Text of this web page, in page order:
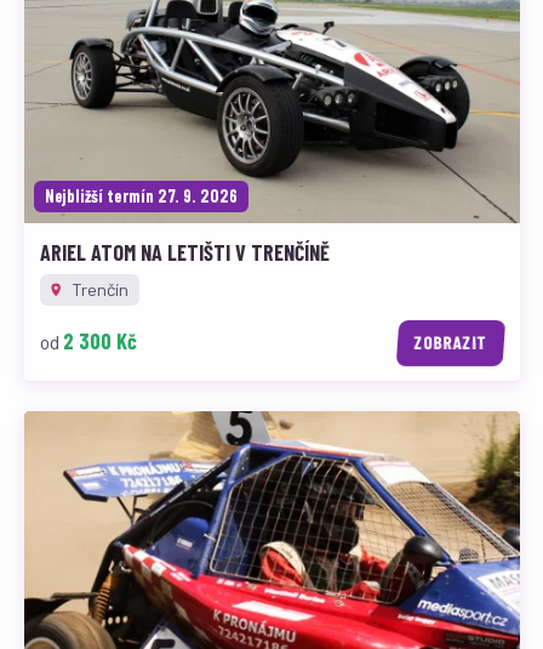
Nejbližší termín 27. 9. 2026
ARIEL ATOM NA LETIŠTI V TRENČÍNĚ
Trenčín
od 2 300 Kč ZOBRAZIT